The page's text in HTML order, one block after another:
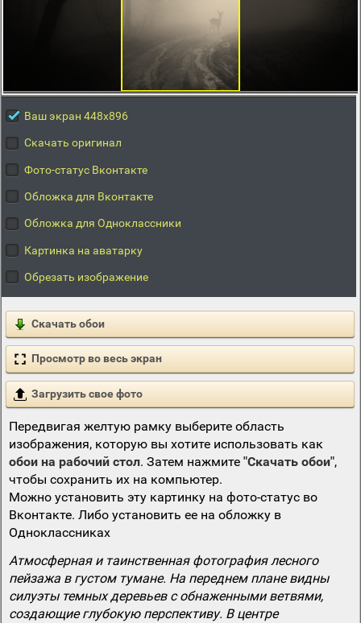
Ваш экран 448x896
Скачать оригинал
Фото-статус Вконтакте
Обложка для Вконтакте
Обложка для Одноклассники
Картинка на аватарку
Обрезать изображение
Скачать обои
Просмотр во весь экран
Загрузить свое фото
Передвигая желтую рамку выберите область
изображения, которую вы хотите использовать как
обои на рабочий стол. Затем нажмите "Скачать обои",
чтобы сохранить их на компьютер.
Можно установить эту картинку на фото-статус во
Вконтакте. Либо установить ее на обложку в
Одноклассниках
Атмосферная и таинственная фотография лесного
пейзажа в густом тумане. На переднем плане видны
силуэты темных деревьев с обнаженными ветвями,
создающие глубокую перспективу. В центре